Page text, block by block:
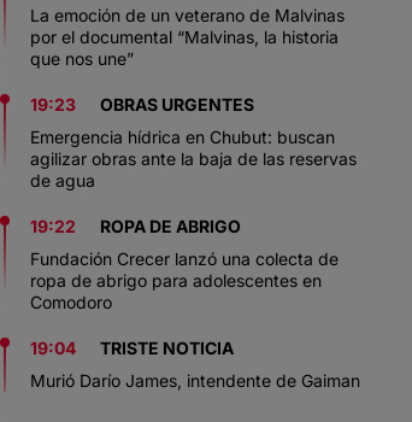
La emoción de un veterano de Malvinas
por el documental “Malvinas, la historia
que nos une”
19:23
OBRAS URGENTES
Emergencia hídrica en Chubut: buscan
agilizar obras ante la baja de las reservas
de agua
19:22
ROPA DE ABRIGO
Fundación Crecer lanzó una colecta de
ropa de abrigo para adolescentes en
Comodoro
19:04
TRISTE NOTICIA
Murió Darío James, intendente de Gaiman